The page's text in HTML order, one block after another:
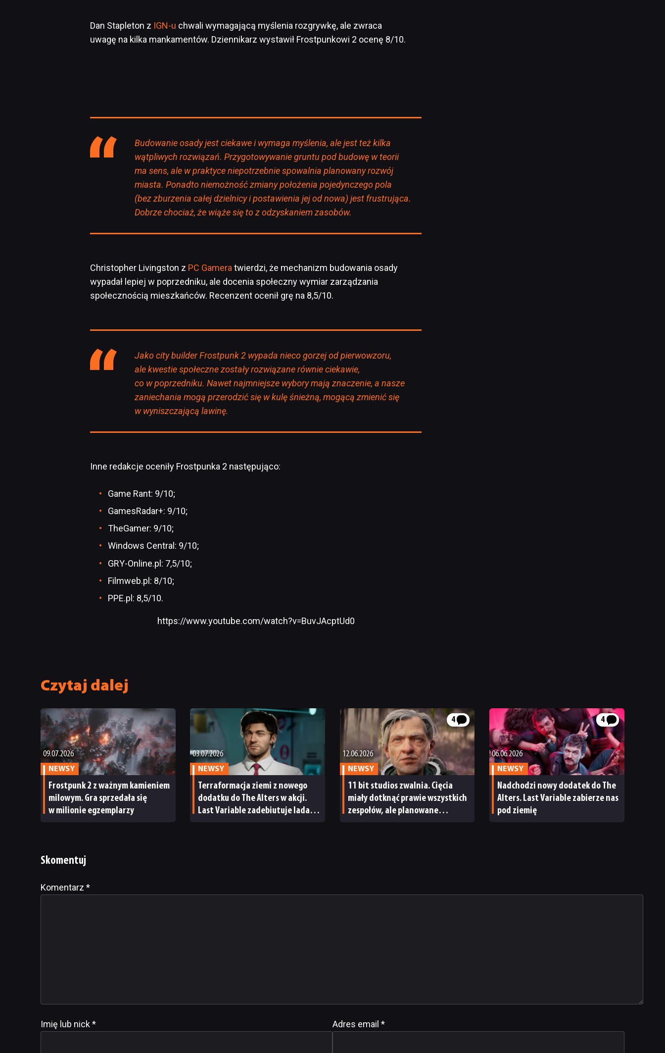
Dan Stapleton z IGN-u chwali wymagającą myślenia rozgrywkę, ale zwraca
uwagę na kilka mankamentów. Dziennikarz wystawił Frostpunkowi 2 ocenę 8/10.
Budowanie osady jest ciekawe i wymaga myślenia, ale jest też kilka
wątpliwych rozwiązań. Przygotowywanie gruntu pod budowę w teorii
ma sens, ale w praktyce niepotrzebnie spowalnia planowany rozwój
miasta. Ponadto niemożność zmiany położenia pojedynczego pola
(bez zburzenia całej dzielnicy i postawienia jej od nowa) jest frustrująca.
Dobrze chociaż, że wiąże się to z odzyskaniem zasobów.
Christopher Livingston z PC Gamera twierdzi, że mechanizm budowania osady
wypadał lepiej w poprzedniku, ale docenia społeczny wymiar zarządzania
społecznością mieszkańców. Recenzent ocenił grę na 8,5/10.
Jako city builder Frostpunk 2 wypada nieco gorzej od pierwowzoru,
ale kwestie społeczne zostały rozwiązane równie ciekawie,
co w poprzedniku. Nawet najmniejsze wybory mają znaczenie, a nasze
zaniechania mogą przerodzić się w kulę śnieżną, mogącą zmienić się
w wyniszczającą lawinę.
Inne redakcje oceniły Frostpunka 2 następująco:
Game Rant: 9/10;
GamesRadar+: 9/10;
TheGamer: 9/10;
Windows Central: 9/10;
GRY-Online.pl: 7,5/10;
Filmweb.pl: 8/10;
PPE.pl: 8,5/10.
https://www.youtube.com/watch?v=BuvJAcptUd0
Czytaj dalej
09.07.2026
NEWSY
Frostpunk 2 z ważnym kamieniem
milowym. Gra sprzedała się
w milionie egzemplarzy
03.07.2026
NEWSY
Terraformacja ziemi z nowego
dodatku do The Alters w akcji.
Last Variable zadebiutuje lada
4
12.06.2026
NEWSY
11 bit studios zwalnia. Cięcia
miały dotknąć prawie wszystkich
zespołów, ale planowane
4
06.06.2026
NEWSY
Nadchodzi nowy dodatek do The
Alters. Last Variable zabierze nas
pod ziemię
Skomentuj
Komentarz *
Imię lub nick* Adres email *
Alternative: